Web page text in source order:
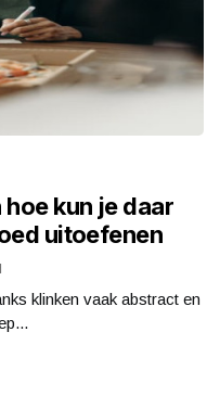
kun je daar
uitoefenen
klinken vaak abstract en